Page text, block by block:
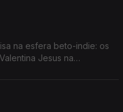
na esfera beto-indie: os
Jesus na